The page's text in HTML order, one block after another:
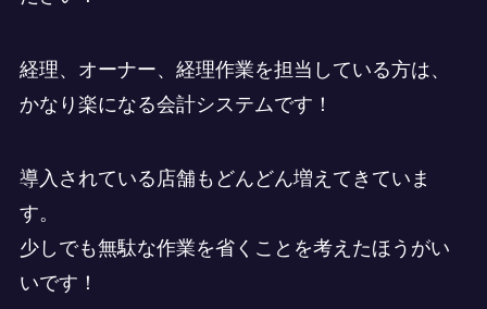
経理、オーナー、経理作業を担当している方は、
かなり楽になる会計システムです！
導入されている店舗もどんどん増えてきていま
す。
少しでも無駄な作業を省くことを考えたほうがい
いです！